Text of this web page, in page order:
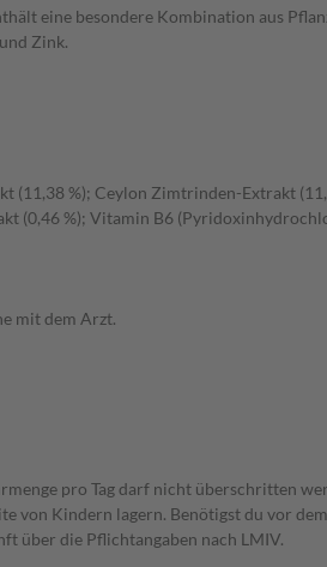
eine besondere Kombination aus
Zink.
%); Ceylon Zimtrinden-Extrakt
(0,46 %); Vitamin B6
mit dem Arzt.
pro Tag darf nicht überschritten
von Kindern lagern. Benötigst du vor
über die Pflichtangaben nach LMIV.